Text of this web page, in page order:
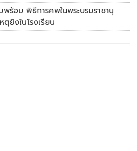
พร้อม พิธีการศพในพระบรมราชานุ
ตุยิงในโรงเรียน